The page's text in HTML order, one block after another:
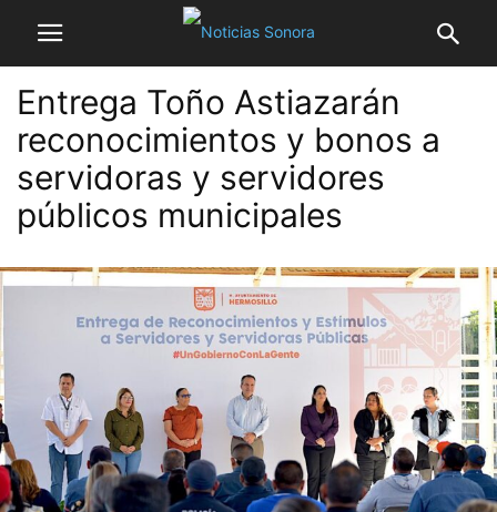
Entrega Toño Astiazarán
reconocimientos y bonos a
servidoras y servidores
públicos municipales